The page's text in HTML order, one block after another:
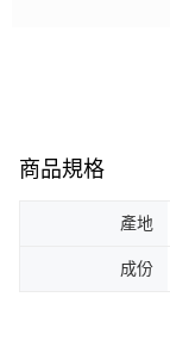
商品規格
產地
成份